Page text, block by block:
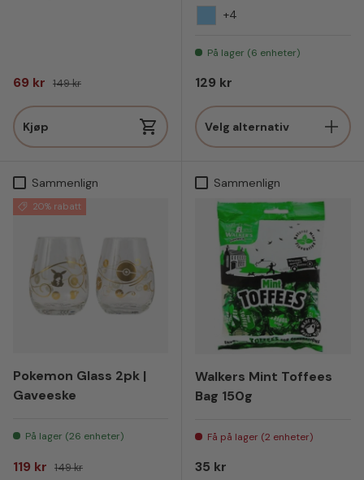
Salgspris
69 kr Vanlig pris
149 kr
Kjøp
+4
På lager (6 enheter)
Vanlig pris
129 kr
Velg alternativ
Sammenlign
20% rabatt
Pokemon Glass 2pk |
Gaveeske
På lager (26 enheter)
Salgspris
119 kr Vanlig pris
149 kr
Sammenlign
Walkers Mint Toffees
Bag 150g
Få på lager (2 enheter)
Vanlig pris
35 kr